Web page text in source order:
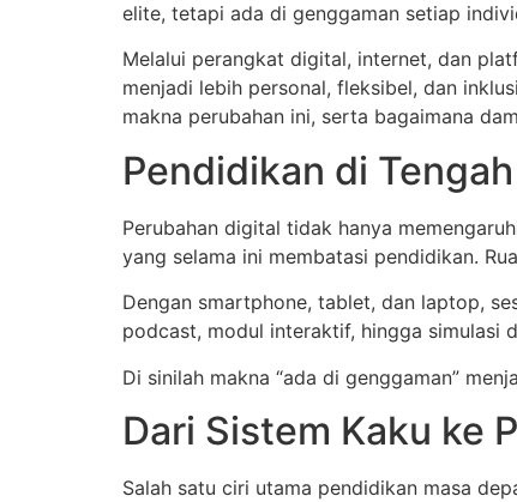
elite, tetapi ada di genggaman setiap
Melalui perangkat digital, internet, dan
menjadi lebih personal, fleksibel, dan
makna perubahan ini, serta bagaimana
Pendidikan di
Perubahan digital tidak hanya
yang selama ini membatasi pendidikan.
Dengan smartphone, tablet, dan laptop,
podcast, modul interaktif, hingga simulasi
Di sinilah makna “ada di genggaman”
Dari Sistem Kaku ke
Salah satu ciri utama pendidikan masa